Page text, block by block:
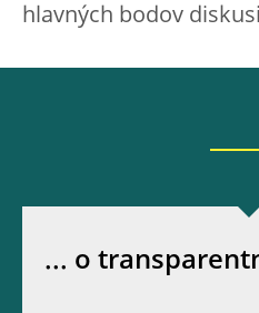
hlavných bodov
... o